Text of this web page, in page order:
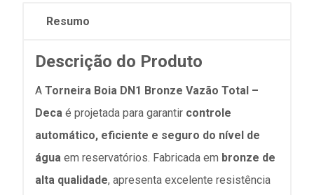
Resumo
Descrição do Produto
A Torneira Boia DN1 Bronze Vazão Total –
Deca é projetada para garantir controle
automático, eficiente e seguro do nível de
água em reservatórios. Fabricada em bronze de
alta qualidade, apresenta excelente resistência